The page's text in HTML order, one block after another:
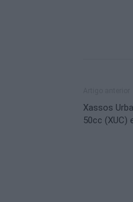
Xassos
50cc (XUC)